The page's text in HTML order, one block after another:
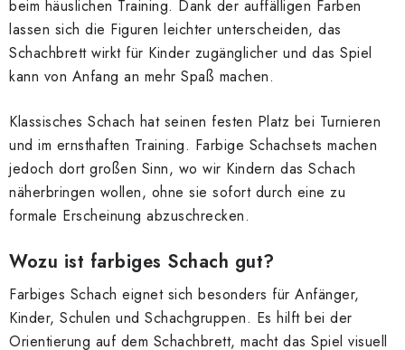
GESCHÄFTSBEDINGUNGEN
Kontakt FAQ Über uns
Schachblog
Geschäftsbedingungen
beim häuslichen Training. Dank der auffälligen Farben
lassen sich die Figuren leichter unterscheiden, das
Schachbrett wirkt für Kinder zugänglicher und das Spiel
kann von Anfang an mehr Spaß machen.
Klassisches Schach hat seinen festen Platz bei Turnieren
und im ernsthaften Training. Farbige Schachsets machen
jedoch dort großen Sinn, wo wir Kindern das Schach
näherbringen wollen, ohne sie sofort durch eine zu
formale Erscheinung abzuschrecken.
Wozu ist farbiges Schach gut?
Farbiges Schach eignet sich besonders für Anfänger,
Kinder, Schulen und Schachgruppen. Es hilft bei der
Orientierung auf dem Schachbrett, macht das Spiel visuell